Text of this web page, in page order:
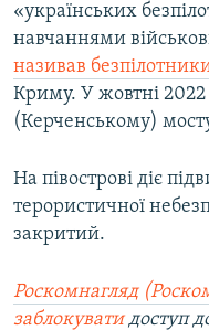
«українських
навчаннями
називав
Криму. У жовтні
(Керченському)
На півострові діє
терористичної
закритий.
Роскомнагляд
заблокуватидоступ